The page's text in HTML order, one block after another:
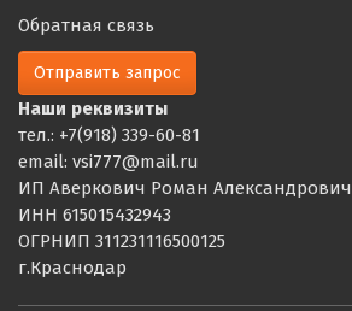
Обратная связь
Отправить запрос
Наши реквизиты
тел.: +7(918) 339-60-81
email: vsi777@mail.ru
ИП Аверкович Роман Александрович
ИНН 615015432943
ОГРНИП 311231116500125
г.Краснодар